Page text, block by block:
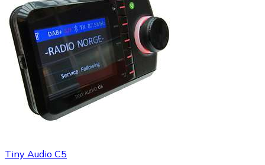
Tiny Audio C5